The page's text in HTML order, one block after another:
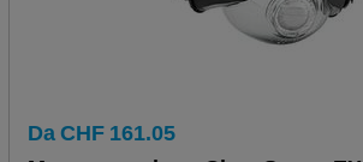
Da CHF 161.05